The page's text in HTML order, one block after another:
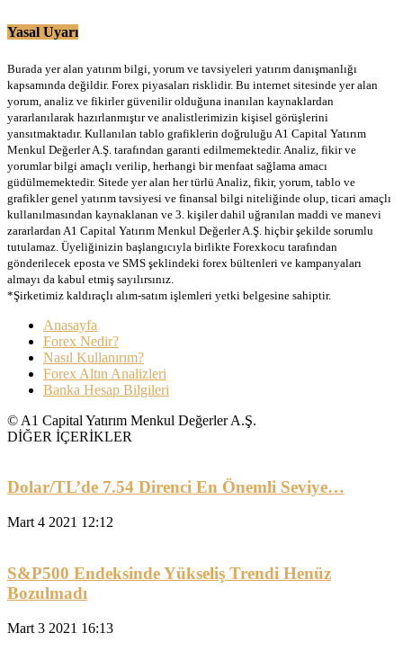
Yasal Uyarı
Burada yer alan yatırım bilgi, yorum ve tavsiyeleri yatırım danışmanlığı
kapsamında değildir. Forex piyasaları risklidir. Bu internet sitesinde yer alan
yorum, analiz ve fikirler güvenilir olduğuna inanılan kaynaklardan
yararlanılarak hazırlanmıştır ve analistlerimizin kişisel görüşlerini
yansıtmaktadır. Kullanılan tablo grafiklerin doğruluğu A1 Capital Yatırım
Menkul Değerler A.Ş. tarafından garanti edilmemektedir. Analiz, fikir ve
yorumlar bilgi amaçlı verilip, herhangi bir menfaat sağlama amacı
güdülmemektedir. Sitede yer alan her türlü Analiz, fikir, yorum, tablo ve
grafikler genel yatırım tavsiyesi ve finansal bilgi niteliğinde olup, ticari amaçlı
kullanılmasından kaynaklanan ve 3. kişiler dahil uğranılan maddi ve manevi
zararlardan A1 Capital Yatırım Menkul Değerler A.Ş. hiçbir şekilde sorumlu
tutulamaz. Üyeliğinizin başlangıcıyla birlikte Forexkocu tarafından
gönderilecek eposta ve SMS şeklindeki forex bültenleri ve kampanyaları
almayı da kabul etmiş sayılırsınız.
*Şirketimiz kaldıraçlı alım-satım işlemleri yetki belgesine sahiptir.
Anasayfa
Forex Nedir?
Nasıl Kullanırım?
Forex Altın Analizleri
Banka Hesap Bilgileri
© A1 Capital Yatırım Menkul Değerler A.Ş.
DİĞER İÇERİKLER
Dolar/TL’de 7.54 Direnci En Önemli Seviye…
Mart 4 2021 12:12
S&P500 Endeksinde Yükseliş Trendi Henüz
Bozulmadı
Mart 3 2021 16:13